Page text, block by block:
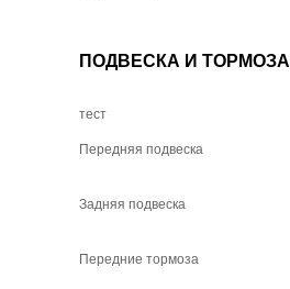
ПОДВЕСКА И ТОРМОЗА
тест
Передняя подвеска
Задняя подвеска
Передние тормоза